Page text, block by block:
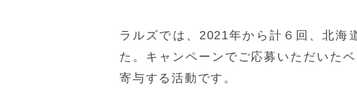
ラルズでは、2021年から計６回、北海
た。キャンペーンでご応募いただいた
寄与する活動です。